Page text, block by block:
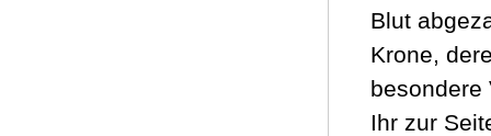
Blut
Krone,
besondere
Ihr zur